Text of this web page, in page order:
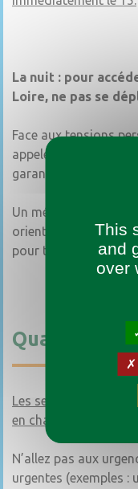
La nuit : pour
Loire, ne pas se
Face aux tensions
appeler le 15 avant
garantir une prise en
Un médecin
oriente vers la
pour tous les
Quand aller
Les services
en charge les
N’allez pas aux
urgentes (exemples
This
and
over